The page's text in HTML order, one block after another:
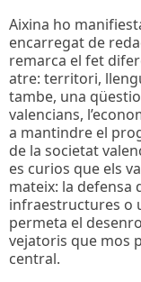
Aixina ho
encarregat de
remarca el fet
atre: territori,
tambe, una
valencians,
a mantindre el
de la societat
es curios que els
mateix: la defensa
infraestructures o
permeta el
vejatoris que mos
central.